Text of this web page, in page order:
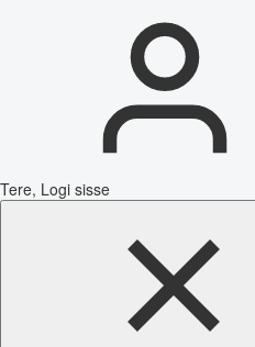
Tere, Logi sisse